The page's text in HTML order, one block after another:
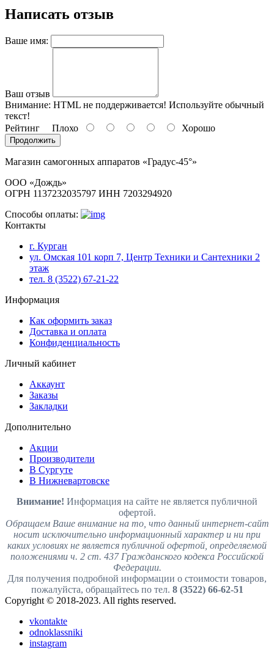
Написать отзыв
Ваше имя:
Ваш отзыв
Внимание: HTML не поддерживается! Используйте обычный
текст!
Рейтинг Плохо Хорошо
Продолжить
Магазин самогонных аппаратов «Градус-45°»
ООО «Дождь»
ОГРН 1137232035797 ИНН 7203294920
Способы оплаты:
Контакты
г. Курган
ул. Омская 101 корп 7, Центр Техники и Сантехники 2
этаж
тел. 8 (3522) 67-21-22
Информация
Как оформить заказ
Доставка и оплата
Конфиденциальность
Личный кабинет
Аккаунт
Заказы
Закладки
Дополнительно
Акции
Производители
В Сургуте
В Нижневартовске
Внимание! Информация на сайте не является публичной
офертой.
Обращаем Ваше внимание на то, что данный интернет-сайт
носит исключительно информационный характер и ни при
каких условиях не является публичной офертой, определяемой
положениями ч. 2 ст. 437 Гражданского кодекса Российской
Федерации.
Для получения подробной информации о стоимости товаров,
пожалуйста, обращайтесь по тел. 8 (3522) 66-62-51
Copyright © 2018-2023. All rights reserved.
vkontakte
odnoklassniki
instagram